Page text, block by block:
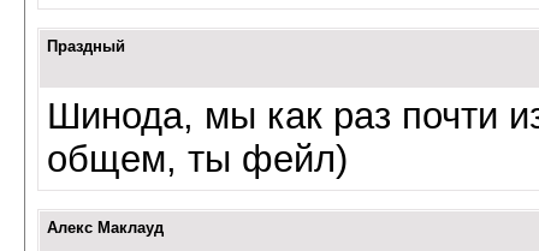
Праздный
Шинода, мы как раз почти
общем, ты фейл)
Алекс Маклауд